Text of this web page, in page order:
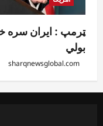
ټرمپ : ایران سره
بولي
sharqnewsglobal.com